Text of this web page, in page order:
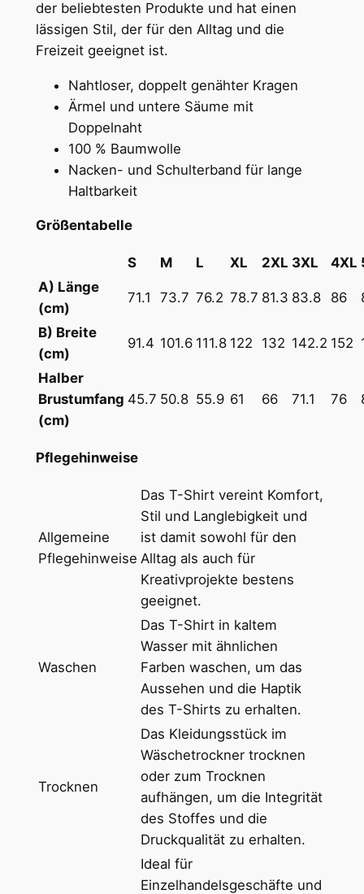
x
B
e
-
S
h
r
t
m
t
d
h
u
n
der beliebtesten Produkte und hat einen
lässigen Stil, der für den Alltag und die
Freizeit geeignet ist.
Nahtloser, doppelt genähter Kragen
Ärmel und untere Säume mit
Doppelnaht
100 % Baumwolle
Nacken- und Schulterband für lange
Haltbarkeit
Größentabelle
S M L XL 2XL 3XL 4XL
A) Länge
(cm)
71.1 73.7 76.2 78.7 81.3 83.8 86
B) Breite
(cm)
91.4 101.6 111.8 122 132 142.2 152
Halber
Brustumfang
(cm)
45.7 50.8 55.9 61 66 71.1 76
Pflegehinweise
Allgemeine
Pflegehinweise
Das T-Shirt vereint Komfort,
Stil und Langlebigkeit und
ist damit sowohl für den
Alltag als auch für
Kreativprojekte bestens
geeignet.
Waschen
Das T-Shirt in kaltem
Wasser mit ähnlichen
Farben waschen, um das
Aussehen und die Haptik
des T-Shirts zu erhalten.
Trocknen
Das Kleidungsstück im
Wäschetrockner trocknen
oder zum Trocknen
aufhängen, um die Integrität
des Stoffes und die
Druckqualität zu erhalten.
Ideal für
Einzelhandelsgeschäfte und